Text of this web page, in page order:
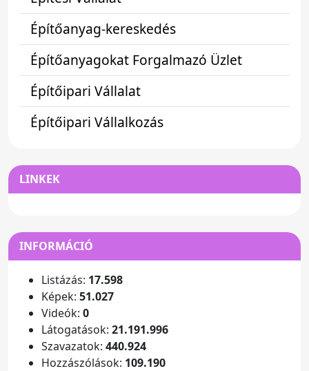
Építőanyag-kereskedés
Építőanyagokat Forgalmazó Üzlet
Építőipari Vállalat
Építőipari Vállalkozás
LINKEK
INFORMÁCIÓ
Listázás: 17.598
Képek: 51.027
Videók: 0
Látogatások: 21.191.996
Szavazatok: 440.924
Hozzászólások: 109.190